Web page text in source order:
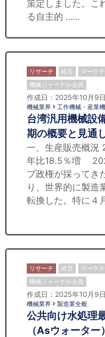
策定しました。こ
る自主的 ……
リサーチ 経営 マーケ
機械ジャーナル会員
作成日：2025年10月9日
機械業界 工作機械・産業
台湾汎用機械設
期の概要と見通
一、生産販売概況
年比18.5％増
プ政権が採ってき
り、世界的に製造
転換した。特に４
リサーチ 経営 マーケ
機械ジャーナル会員
作成日：2025年10月9日
機械業界 製造業全般
公共向け水処理
（Asウォータ